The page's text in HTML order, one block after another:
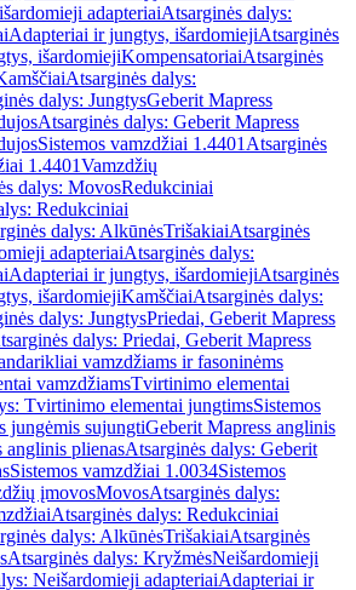
adapteriaiAtsarginės dalys:
Adapteriai ir jungtys, išardomiejiAtsarginės
išardomiejiKompensatoriaiAtsarginės
Atsarginės dalys:
dalys: JungtysGeberit Mapress
Atsarginės dalys: Geberit Mapress
Sistemos vamzdžiai 1.4401 Atsarginės
1.4401Vamzdžių
dalys: MovosRedukciniai
Redukciniai
dalys: AlkūnėsTrišakiaiAtsarginės
adapteriaiAtsarginės dalys:
Adapteriai ir jungtys, išardomiejiAtsarginės
išardomiejiKamščiaiAtsarginės dalys:
dalys: JungtysPriedai, Geberit Mapress
dalys: Priedai, Geberit Mapress
vamzdžiams ir fasoninėms
vamzdžiamsTvirtinimo elementai
Tvirtinimo elementai jungtimsSistemos
jungėmis sujungtiGeberit Mapress anglinis
anglinis plienasAtsarginės dalys: Geberit
Sistemos vamzdžiai 1.0034Sistemos
įmovosMovosAtsarginės dalys:
Atsarginės dalys: Redukciniai
dalys: AlkūnėsTrišakiaiAtsarginės
Atsarginės dalys: KryžmėsNeišardomieji
Neišardomieji adapteriaiAdapteriai ir